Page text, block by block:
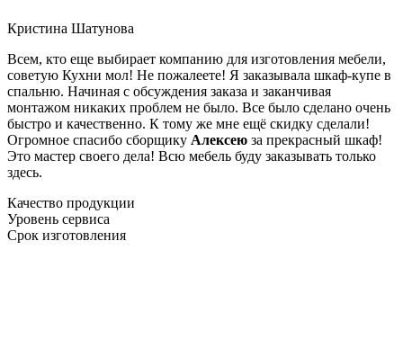
Кристина Шатунова
Всем, кто еще выбирает компанию для изготовления мебели,
советую Кухни мол! Не пожалеете! Я заказывала шкаф-купе в
спальню. Начиная с обсуждения заказа и заканчивая
монтажом никаких проблем не было. Все было сделано очень
быстро и качественно. К тому же мне ещё скидку сделали!
Огромное спасибо сборщику Алексею за прекрасный шкаф!
Это мастер своего дела! Всю мебель буду заказывать только
здесь.
Качество продукции
Уровень сервиса
Срок изготовления